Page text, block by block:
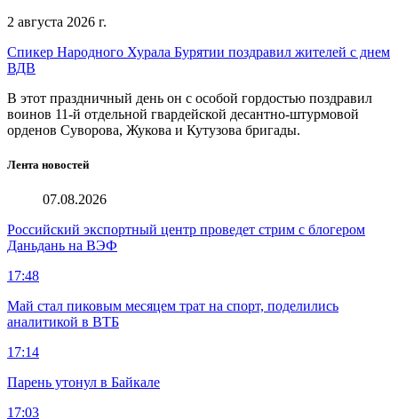
2 августа 2026 г.
Спикер Народного Хурала Бурятии поздравил жителей с днем
ВДВ
В этот праздничный день он с особой гордостью поздравил
воинов 11-й отдельной гвардейской десантно-штурмовой
орденов Суворова, Жукова и Кутузова бригады.
Лента новостей
07.08.2026
Российский экспортный центр проведет стрим с блогером
Даньдань на ВЭФ
17:48
Май стал пиковым месяцем трат на спорт, поделились
аналитикой в ВТБ
17:14
Парень утонул в Байкале
17:03